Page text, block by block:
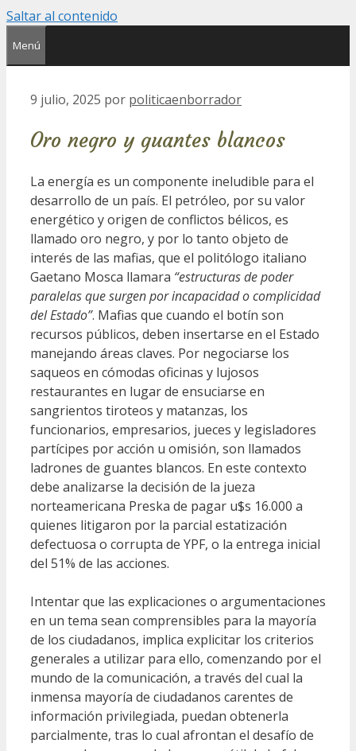
Saltar al contenido
Menú
9 julio, 2025 por politicaenborrador
Oro negro y guantes blancos
La energía es un componente ineludible para el
desarrollo de un país. El petróleo, por su valor
energético y origen de conflictos bélicos, es
llamado oro negro, y por lo tanto objeto de
interés de las mafias, que el politólogo italiano
Gaetano Mosca llamara “estructuras de poder
paralelas que surgen por incapacidad o complicidad
del Estado”. Mafias que cuando el botín son
recursos públicos, deben insertarse en el Estado
manejando áreas claves. Por negociarse los
saqueos en cómodas oficinas y lujosos
restaurantes en lugar de ensuciarse en
sangrientos tiroteos y matanzas, los
funcionarios, empresarios, jueces y legisladores
partícipes por acción u omisión, son llamados
ladrones de guantes blancos. En este contexto
debe analizarse la decisión de la jueza
norteamericana Preska de pagar u$s 16.000 a
quienes litigaron por la parcial estatización
defectuosa o corrupta de YPF, o la entrega inicial
del 51% de las acciones.
Intentar que las explicaciones o argumentaciones
en un tema sean comprensibles para la mayoría
de los ciudadanos, implica explicitar los criterios
generales a utilizar para ello, comenzando por el
mundo de la comunicación, a través del cual la
inmensa mayoría de ciudadanos carentes de
información privilegiada, puedan obtenerla
parcialmente, tras lo cual afrontan el desafío de